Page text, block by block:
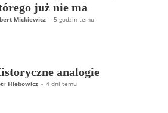
już nie ma
Mickiewicz - 5 godzin temu
analogie
Hlebowicz - 4 dni temu